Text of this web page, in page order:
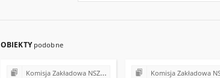
OBIEKTY podobne
Komisja Zakładowa NSZZ "Solidarność" przy Urzędzie Gminy w Bodzentynie Komisja Zakładowa NSZZ "Solidarność" przy Urzędzie Gminy w